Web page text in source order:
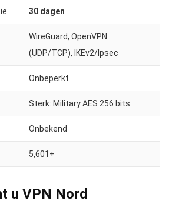
30 dagen
WireGuard, OpenVPN
(UDP/TCP), IKEv2/Ipsec
Onbeperkt
Sterk: Military AES 256 bits
Onbekend
5,601+
u VPN Nord